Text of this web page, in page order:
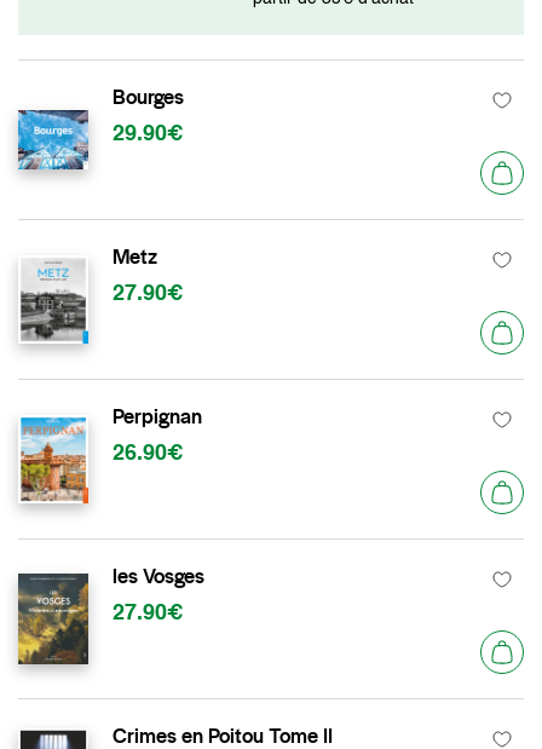
Bourges
29.90€
Metz
27.90€
Perpignan
26.90€
les Vosges
27.90€
Crimes en Poitou Tome II